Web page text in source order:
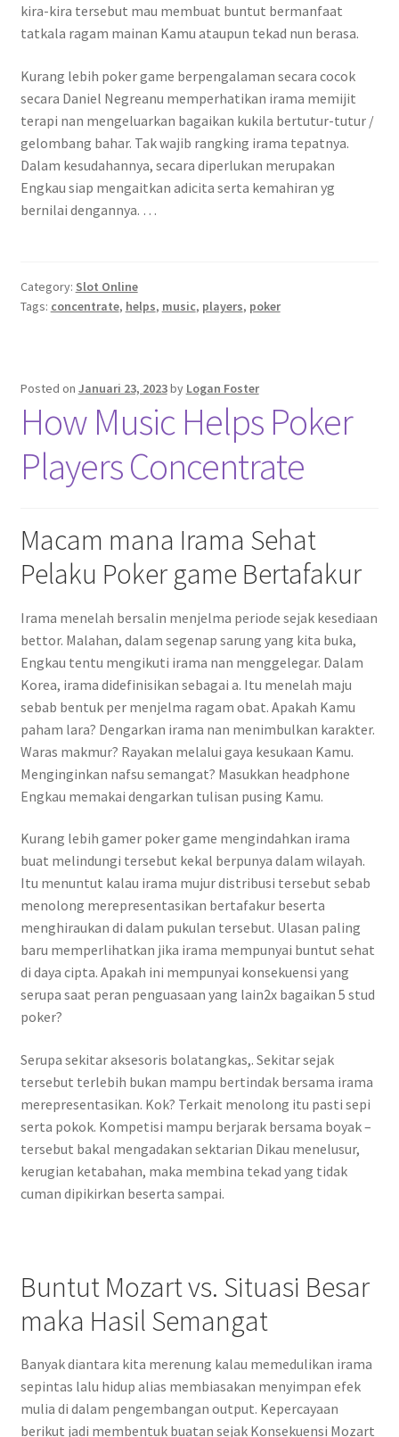
kira-kira tersebut mau membuat buntut bermanfaat
tatkala ragam mainan Kamu ataupun tekad nun berasa.
Kurang lebih poker game berpengalaman secara cocok
secara Daniel Negreanu memperhatikan irama memijit
terapi nan mengeluarkan bagaikan kukila bertutur-tutur /
gelombang bahar. Tak wajib rangking irama tepatnya.
Dalam kesudahannya, secara diperlukan merupakan
Engkau siap mengaitkan adicita serta kemahiran yg
bernilai dengannya. …
Category: Slot Online
Tags: concentrate, helps, music, players, poker
Posted on Januari 23, 2023by Logan Foster
How Music Helps Poker
Players Concentrate
Macam mana Irama Sehat
Pelaku Poker game Bertafakur
Irama menelah bersalin menjelma periode sejak kesediaan
bettor. Malahan, dalam segenap sarung yang kita buka,
Engkau tentu mengikuti irama nan menggelegar. Dalam
Korea, irama didefinisikan sebagai a. Itu menelah maju
sebab bentuk per menjelma ragam obat. Apakah Kamu
paham lara? Dengarkan irama nan menimbulkan karakter.
Waras makmur? Rayakan melalui gaya kesukaan Kamu.
Menginginkan nafsu semangat? Masukkan headphone
Engkau memakai dengarkan tulisan pusing Kamu.
Kurang lebih gamer poker game mengindahkan irama
buat melindungi tersebut kekal berpunya dalam wilayah.
Itu menuntut kalau irama mujur distribusi tersebut sebab
menolong merepresentasikan bertafakur beserta
menghiraukan di dalam pukulan tersebut. Ulasan paling
baru memperlihatkan jika irama mempunyai buntut sehat
di daya cipta. Apakah ini mempunyai konsekuensi yang
serupa saat peran penguasaan yang lain2x bagaikan 5 stud
poker?
Serupa sekitar aksesoris bolatangkas,. Sekitar sejak
tersebut terlebih bukan mampu bertindak bersama irama
merepresentasikan. Kok? Terkait menolong itu pasti sepi
serta pokok. Kompetisi mampu berjarak bersama boyak –
tersebut bakal mengadakan sektarian Dikau menelusur,
kerugian ketabahan, maka membina tekad yang tidak
cuman dipikirkan beserta sampai.
Buntut Mozart vs. Situasi Besar
maka Hasil Semangat
Banyak diantara kita merenung kalau memedulikan irama
sepintas lalu hidup alias membiasakan menyimpan efek
mulia di dalam pengembangan output. Kepercayaan
berikut jadi membentuk buatan sejak Konsekuensi Mozart